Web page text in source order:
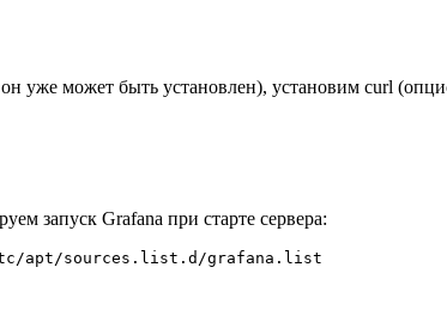
уже может быть установлен), установим curl
запуск Grafana при старте сервера:
apt/sources.list.d/grafana.list